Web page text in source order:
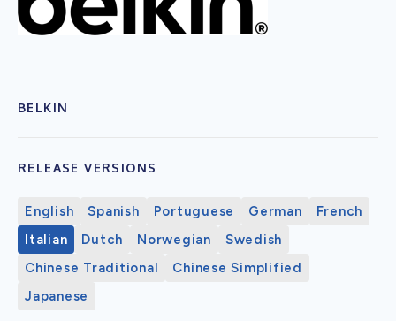
BELKIN
RELEASE VERSIONS
English Spanish Portuguese German
French
Italian
Dutch Norwegian
Swedish
Chinese Traditional
Chinese Simplified
Japanese